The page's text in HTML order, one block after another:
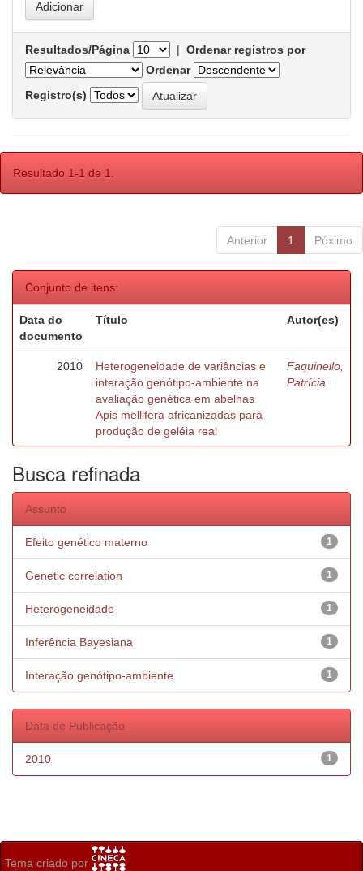
Resultados/Página | Ordenar registros por
Ordenar
Registro(s)
Resultado 1-1 de 1.
Anterior 1 Póximo
Conjunto de itens:
Data do
documento
Título Autor(es)
2010
Heterogeneidade de variâncias e
interação genótipo-ambiente na
avaliação genética em abelhas
Apis mellifera africanizadas para
produção de geléia real
Faquinello,
Patrícia
Busca refinada
Assunto
1
Efeito genético materno
1
Genetic correlation
1
Heterogeneidade
1
Inferência Bayesiana
1
Interação genótipo-ambiente
Data de Publicação
1
2010
Tema criado por